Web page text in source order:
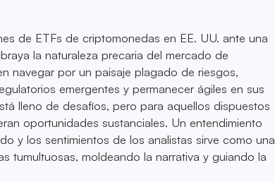
de ETFs de criptomonedas en EE. UU. ante una
la naturaleza precaria del mercado de
navegar por un paisaje plagado de riesgos,
emergentes y permanecer ágiles en sus
lleno de desafíos, pero para aquellos dispuestos
oportunidades sustanciales. Un entendimiento
y los sentimientos de los analistas sirve como una
tumultuosas, moldeando la narrativa y guiando la